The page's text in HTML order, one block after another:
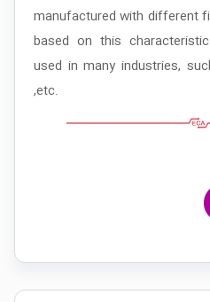
manufactured with different
based on this
used in many industries,
,etc.